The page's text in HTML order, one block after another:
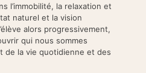
l’immobilité, la relaxation et
naturel et la vision
alors progressivement,
qui nous sommes
de la vie quotidienne et des